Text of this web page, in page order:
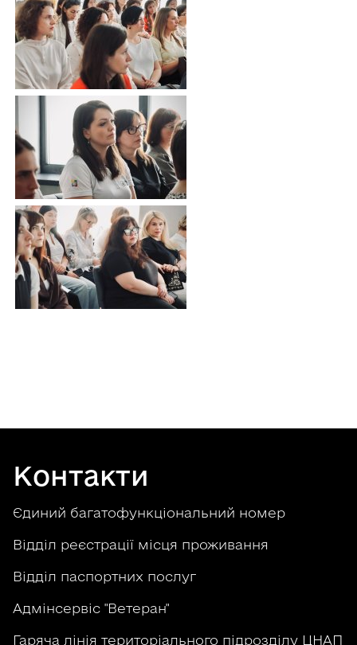
Контакти
Єдиний багатофункціональний номер
Відділ реєстрації місця проживання
Відділ паспортних послуг
Адмінсервіс "Ветеран"
Гаряча лінія територіального підрозділу ЦНАП